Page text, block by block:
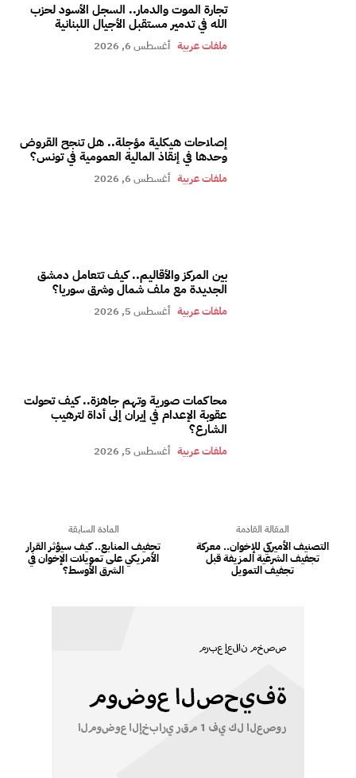
تجارة الموت والدمار.. السجل الأسود لحزب
الله في تدمير مستقبل الأجيال اللبنانية
ملفات عربية أغسطس 6, 2026
إصلاحات هيكلية مؤجلة.. هل تنجح القروض
وحدها في إنقاذ المالية العمومية في تونس؟
ملفات عربية أغسطس 6, 2026
بين المركز والأقاليم.. كيف تتعامل دمشق
الجديدة مع ملف شمال وشرق سوريا؟
ملفات عربية أغسطس 5, 2026
محاكمات صورية وتهم جاهزة.. كيف تحولت
عقوبة الإعدام في إيران إلى أداة لترهيب
الشارع؟
ملفات عربية أغسطس 5, 2026
المادة السابقة
تجفيف المنابع.. كيف سيؤثر القرار
الأمريكي على تمويلات الإخوان في
الشرق الأوسط؟
المقالة القادمة
التصنيف الأميركي للإخوان.. معركة
تجفيف الشرعية المزيفة قبل
تجفيف التمويل